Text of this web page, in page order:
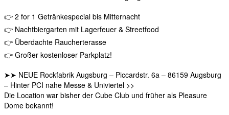
👉 2 for 1 Getränkespecial bis Mitternacht
👉 Nachtbiergarten mit Lagerfeuer & Streetfood
👉 Überdachte Raucherterasse
👉 Großer kostenloser Parkplatz!
➤➤ NEUE Rockfabrik Augsburg – Piccardstr. 6a – 86159 Augsburg
– Hinter PCI nahe Messe & Univiertel >>
Die Location war bisher der Cube Club und früher als Pleasure
Dome bekannt!